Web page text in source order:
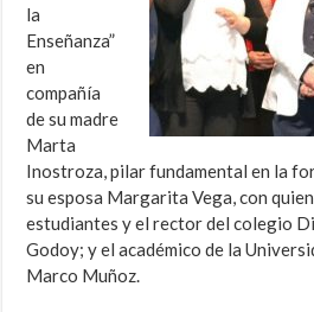
la
Enseñanza”
en
compañía
de su madre
Marta
Inostroza, pilar fundamental en la
su esposa Margarita Vega, con
estudiantes y el rector del colegio
Godoy; y el académico de la
Marco Muñoz.